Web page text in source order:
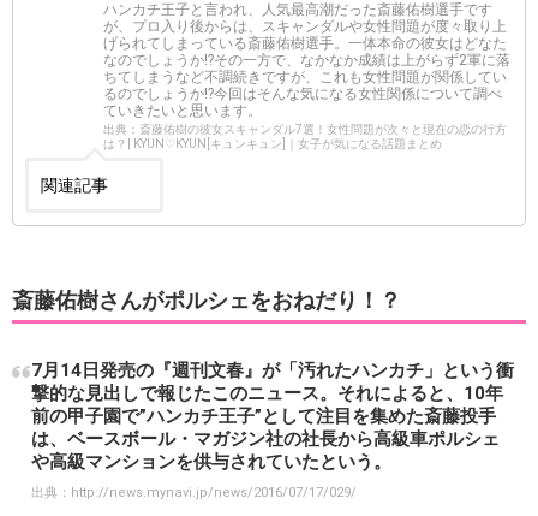
ハンカチ王子と言われ、人気最高潮だった斎藤佑樹選手です
が、プロ入り後からは、スキャンダルや女性問題が度々取り上
げられてしまっている斎藤佑樹選手。一体本命の彼女はどなた
なのでしょうか!?その一方で、なかなか成績は上がらず2軍に落
ちてしまうなど不調続きですが、これも女性問題が関係してい
るのでしょうか!?今回はそんな気になる女性関係について調べ
ていきたいと思います。
出典：斎藤佑樹の彼女スキャンダル7選！女性問題が次々と現在の恋の行方
は？| KYUN♡KYUN[キュンキュン]｜女子が気になる話題まとめ
関連記事
斎藤佑樹さんがポルシェをおねだり！？
7月14日発売の『週刊文春』が「汚れたハンカチ」という衝
撃的な見出しで報じたこのニュース。それによると、10年
前の甲子園で”ハンカチ王子”として注目を集めた斎藤投手
は、ベースボール・マガジン社の社長から高級車ポルシェ
や高級マンションを供与されていたという。
出典： http://news.mynavi.jp/news/2016/07/17/029/